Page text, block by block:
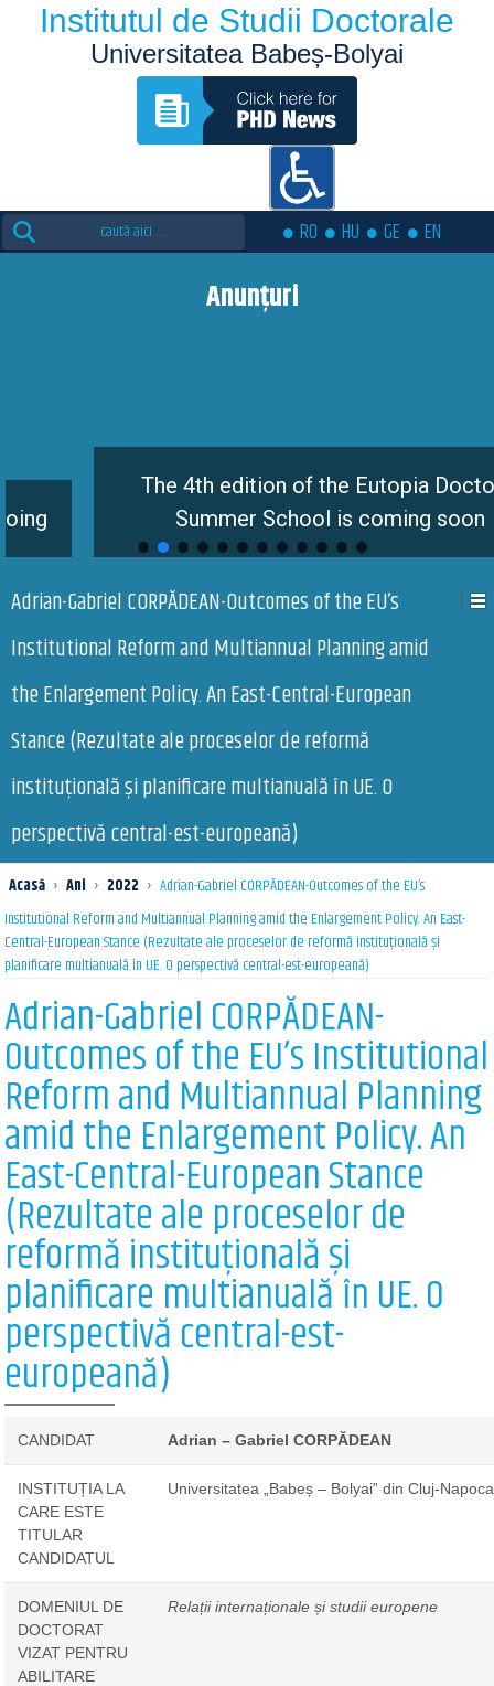
Institutul de Studii Doctorale
Universitatea Babeș-Bolyai
Search
for:
RO HU GE EN
Anunțuri
The 4th edition of the Eutopia Doctoral
Summer School is coming soon
Adrian-Gabriel CORPĂDEAN-Outcomes of the EU’s
Institutional Reform and Multiannual Planning amid
the Enlargement Policy. An East-Central-European
Stance (Rezultate ale proceselor de reformă
instituțională și planificare multianuală în UE. O
perspectivă central-est-europeană)
Acasă › Ani › 2022 › Adrian-Gabriel CORPĂDEAN-Outcomes of the EU’s
Institutional Reform and Multiannual Planning amid the Enlargement Policy. An East-
Central-European Stance (Rezultate ale proceselor de reformă instituțională și
planificare multianuală în UE. O perspectivă central-est-europeană)
Adrian-Gabriel CORPĂDEAN-
Outcomes of the EU’s Institutional
Reform and Multiannual Planning
amid the Enlargement Policy. An
East-Central-European Stance
(Rezultate ale proceselor de
reformă instituțională și
planificare multianuală în UE. O
perspectivă central-est-
europeană)
CANDIDAT Adrian – Gabriel CORPĂDEAN
INSTITUȚIA LA
CARE ESTE
TITULAR
CANDIDATUL
Universitatea „Babeș – Bolyai” din Cluj-Napoca
DOMENIUL DE
DOCTORAT
VIZAT PENTRU
ABILITARE
Relații internaționale și studii europene